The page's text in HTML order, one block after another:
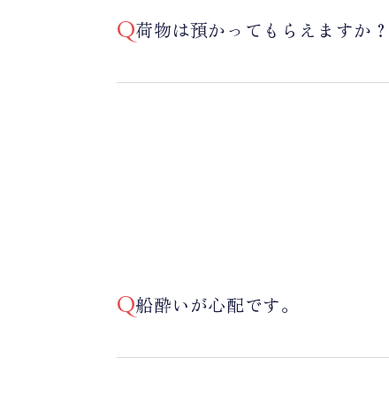
荷物は預かってもらえますか？
船酔いが心配です。